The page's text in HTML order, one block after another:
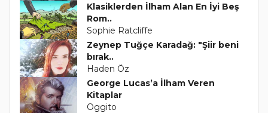
Klasiklerden İlham Alan En İyi Beş
Rom..
Sophie Ratcliffe
Zeynep Tuğçe Karadağ: "Şiir beni
bırak..
Haden Öz
George Lucas’a İlham Veren
Kitaplar
Oggito